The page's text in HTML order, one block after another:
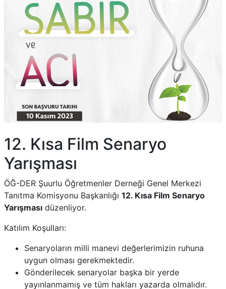
12. Kısa Film Senaryo
Yarışması
ÖĞ-DER Şuurlu Öğretmenler Derneği Genel Merkezi
Tanıtma Komisyonu Başkanlığı 12. Kısa Film Senaryo
Yarışması düzenliyor.
Katılım Koşulları:
Senaryoların milli manevi değerlerimizin ruhuna
uygun olması gerekmektedir.
Gönderilecek senaryolar başka bir yerde
yayınlanmamış ve tüm hakları yazarda olmalıdır.